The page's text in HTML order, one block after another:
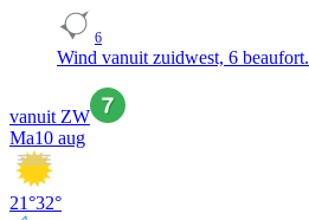
6
Wind vanuit zuidwest, 6 beaufort.
vanuit ZW
Ma10 aug
21°32°